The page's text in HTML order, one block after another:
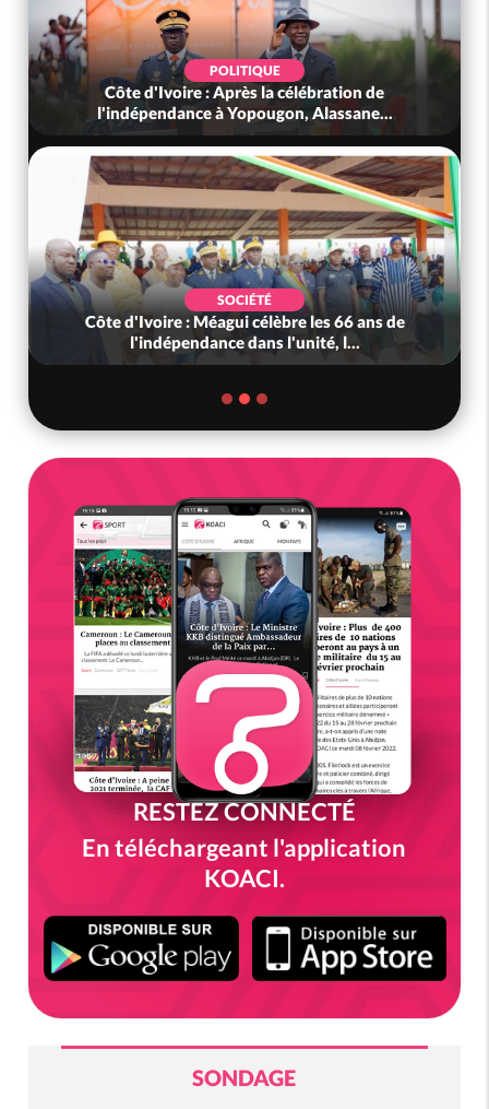
POLITIQUE
Côte d'Ivoire : Après la célébration de
l'indépendance à Yopougon, Alassane...
SOCIÉTÉ
Côte d'Ivoire : Méagui célèbre les 66 ans de
l'indépendance dans l'unité, l...
RESTEZ CONNECTÉ
En téléchargeant l'application
KOACI.
SONDAGE